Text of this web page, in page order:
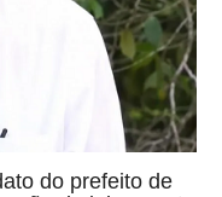
do prefeito de